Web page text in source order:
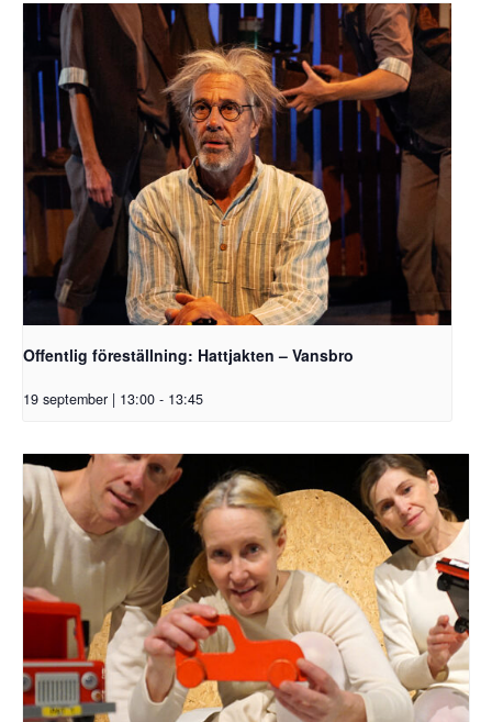
Offentlig föreställning: Hattjakten – Vansbro
19 september | 13:00 - 13:45